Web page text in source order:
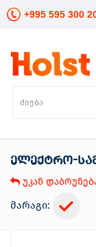
+995 595 300
ელექტრო-
უკან
მარაგი:
კატალოგი
განათება
ელექტრო
მოვლა